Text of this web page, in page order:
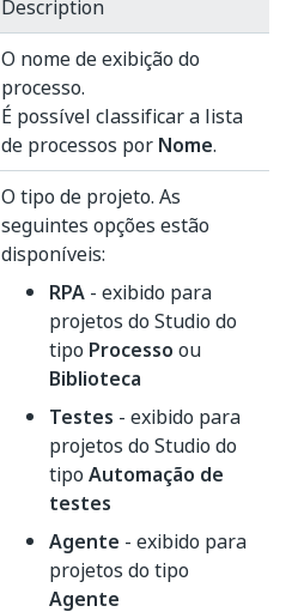
Description
O nome de exibição do
processo.
É possível classificar a lista
de processos por Nome.
O tipo de projeto. As
seguintes opções estão
disponíveis:
RPA - exibido para
projetos do Studio do
tipo Processo ou
Biblioteca
Testes - exibido para
projetos do Studio do
tipo Automação de
testes
Agente - exibido para
projetos do tipo
Agente